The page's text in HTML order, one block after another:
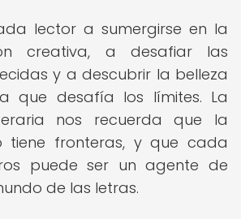
lector a sumergirse en la
creativa, a desafiar las
y a descubrir la belleza
que desafía los límites. La
nos recuerda que la
tiene fronteras, y que cada
puede ser un agente de
de las letras.